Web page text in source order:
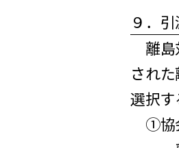
９．
離島
され
選択
①協